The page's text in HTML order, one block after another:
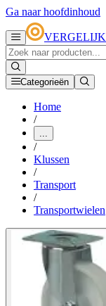
Ga naar hoofdinhoud
Categorieën
Home
/
...
/
Klussen
/
Transport
/
Transportwielen